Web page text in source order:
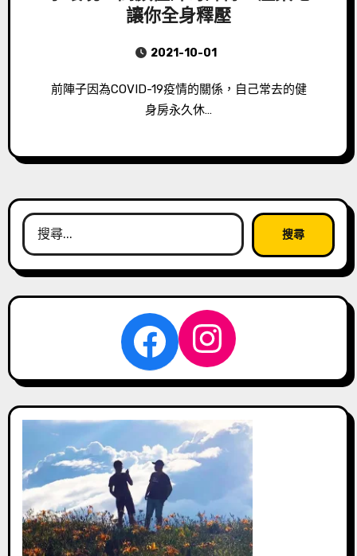
讓你全身釋壓
2021-10-01
前陣子因為COVID-19疫情的關係，自己常去的健
身房永久休…
搜
尋
關
Facebook